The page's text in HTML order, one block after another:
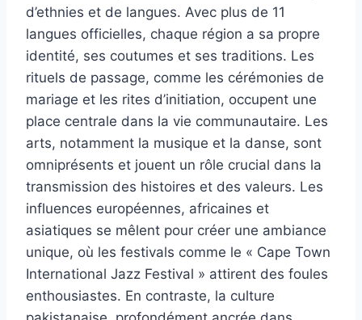
d’ethnies et de langues. Avec plus de 11
langues officielles, chaque région a sa propre
identité, ses coutumes et ses traditions. Les
rituels de passage, comme les cérémonies de
mariage et les rites d’initiation, occupent une
place centrale dans la vie communautaire. Les
arts, notamment la musique et la danse, sont
omniprésents et jouent un rôle crucial dans la
transmission des histoires et des valeurs. Les
influences européennes, africaines et
asiatiques se mêlent pour créer une ambiance
unique, où les festivals comme le « Cape Town
International Jazz Festival » attirent des foules
enthousiastes. En contraste, la culture